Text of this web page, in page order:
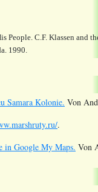
People. C.F. Klassen and
1990.
Samara Kolonie. Von
.
in Google My Maps. Von